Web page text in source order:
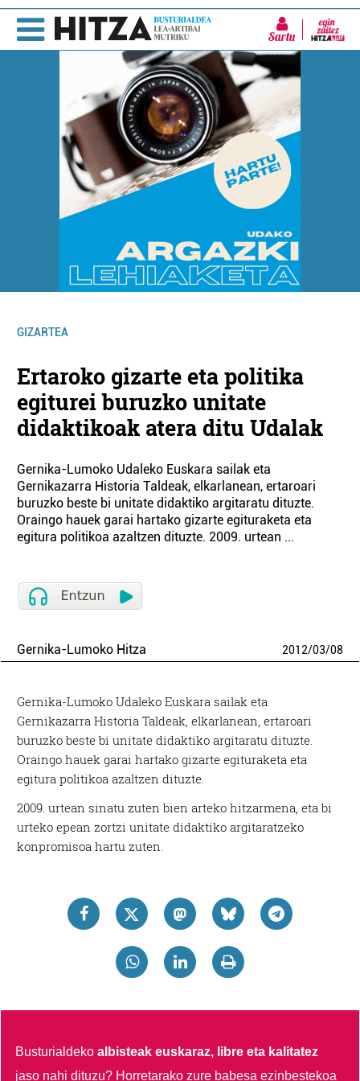
Sartu
GIZARTEA
Ertaroko gizarte eta politika
egiturei buruzko unitate
didaktikoak atera ditu Udalak
Gernika-Lumoko Udaleko Euskara sailak eta
Gernikazarra Historia Taldeak, elkarlanean, ertaroari
buruzko beste bi unitate didaktiko argitaratu dituzte.
Oraingo hauek garai hartako gizarte egituraketa eta
egitura politikoa azaltzen dituzte. 2009. urtean ...
Gernika-Lumoko Hitza 2012/03/08
Gernika-Lumoko Udaleko Euskara sailak eta
Gernikazarra Historia Taldeak, elkarlanean, ertaroari
buruzko beste bi unitate didaktiko argitaratu dituzte.
Oraingo hauek garai hartako gizarte egituraketa eta
egitura politikoa azaltzen dituzte.
2009. urtean sinatu zuten bien arteko hitzarmena, eta bi
urteko epean zortzi unitate didaktiko argitaratzeko
konpromisoa hartu zuten.
Busturialdekoalbisteak euskaraz, libre eta kalitatez
jaso nahi dituzu? Horretarako zure babesa ezinbestekoa